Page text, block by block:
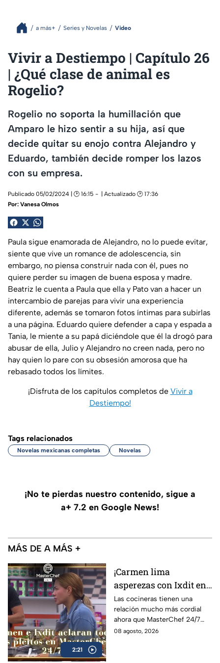
a más+ Series y Novelas Video
Vivir a Destiempo | Capítulo 26
| ¿Qué clase de animal es
Rogelio?
Rogelio no soporta la humillación que
Amparo le hizo sentir a su hija, así que
decide quitar su enojo contra Alejandro y
Eduardo, también decide romper los lazos
con su empresa.
Publicado 05/02/2024 | 🕑 16:15
| Actualizado 🕑 17:36
Por: Vanesa Olmos
Paula sigue enamorada de Alejandro, no lo puede evitar,
siente que vive un romance de adolescencia, sin
embargo, no piensa construir nada con él, pues no
quiere perder su imagen de buena esposa y madre.
Beatriz le cuenta a Paula que ella y Pato van a hacer un
intercambio de parejas para vivir una experiencia
diferente, además se tomaron fotos íntimas para subirlas
a una página. Eduardo quiere defender a capa y espada a
Tania, le miente a su papá diciéndole que él la drogó para
abusar de ella, Julio y Alejandro no creen nada, pero no
hay quien lo pare con su obsesión amorosa que ha
rebasado todos los límites.
¡Disfruta de los capítulos completos de Vivir a
Destiempo!
Tags relacionados
Novelas mexicanas completas Novelas
¡No te pierdas nuestro contenido, sigue a
a+ 7.2 en Google News!
MÁS DE A MÁS +
2:21
¡Carmen lima
asperezas con Ixdit en
MasterChef 24/7 y
culpa a Michelle! 'Me
calentó la cabeza'
(VIDEO)
Las cocineras tienen una
relación mucho más cordial
ahora que MasterChef 24/7
está en su recta final
08 agosto, 2026